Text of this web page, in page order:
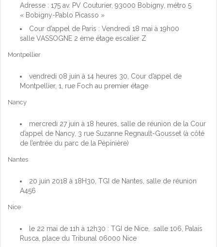
Adresse : 175 av. PV Couturier, 93000 Bobigny, métro 5
« Bobigny-Pablo Picasso »
Cour d’appel de Paris : Vendredi 18 mai à 19h00
salle VASSOGNE 2 ème étage escalier Z
Montpellier
vendredi 08 juin à 14 heures 30, Cour d’appel de
Montpellier, 1, rue Foch au premier étage
Nancy
mercredi 27 juin à 18 heures, salle de réunion de la Cour
d’appel de Nancy, 3 rue Suzanne Regnault-Gousset (à côté
de l’entrée du parc de la Pépinière)
Nantes
20 juin 2018 à 18H30, TGI de Nantes, salle de réunion
A456
Nice
le 22 mai de 11h à 12h30 : TGI de Nice, salle 106, Palais
Rusca, place du Tribunal 06000 Nice